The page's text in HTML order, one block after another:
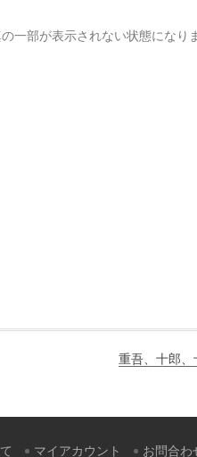
一部が表示されない状態になり
重吾、十郎
マイアカウント お問合わ